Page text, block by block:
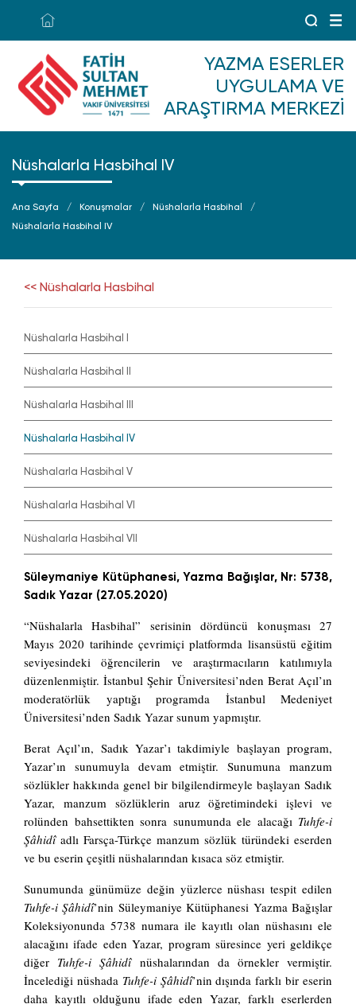
YAZMA ESERLER
UYGULAMA VE
ARAŞTIRMA MERKEZI
Nüshalarla Hasbihal IV
Ana Sayfa Konuşmalar
Nüshalarla Hasbihal
Nüshalarla Hasbihal IV
<< Nüshalarla Hasbihal
Nüshalarla Hasbihal I
Nüshalarla Hasbihal II
Nüshalarla Hasbihal III
Nüshalarla Hasbihal IV
Nüshalarla Hasbihal V
Nüshalarla Hasbihal VI
Nüshalarla Hasbihal VII
Süleymaniye Kütüphanesi, Yazma Bağışlar, Nr: 5738,
Sadık Yazar (27.05.2020)
“Nüshalarla Hasbihal” serisinin dördüncü konuşması 27
Mayıs 2020 tarihinde çevrimiçi platformda lisansüstü eğitim
seviyesindeki öğrencilerin ve araştırmacıların katılımıyla
düzenlenmiştir. İstanbul Şehir Üniversitesi’nden Berat Açıl’ın
moderatörlük yaptığı programda İstanbul Medeniyet
Üniversitesi’nden Sadık Yazar sunum yapmıştır.
Berat Açıl’ın, Sadık Yazar’ı takdimiyle başlayan program,
Yazar’ın sunumuyla devam etmiştir. Sunumuna manzum
sözlükler hakkında genel bir bilgilendirmeyle başlayan Sadık
Yazar, manzum sözlüklerin aruz öğretimindeki işlevi ve
rolünden bahsettikten sonra sunumunda ele alacağı Tuhfe-i
Şâhidîadlı Farsça-Türkçe manzum sözlük türündeki eserden
ve bu eserin çeşitli nüshalarından kısaca söz etmiştir.
Sunumunda günümüze değin yüzlerce nüshası tespit edilen
Tuhfe-i Şâhidî’nin Süleymaniye Kütüphanesi Yazma Bağışlar
Koleksiyonunda 5738 numara ile kayıtlı olan nüshasını ele
alacağını ifade eden Yazar, program süresince yeri geldikçe
diğer Tuhfe-i Şâhidî nüshalarından da örnekler vermiştir.
İncelediği nüshada Tuhfe-i Şâhidî’nin dışında farklı bir eserin
daha kayıtlı olduğunu ifade eden Yazar, farklı eserlerden